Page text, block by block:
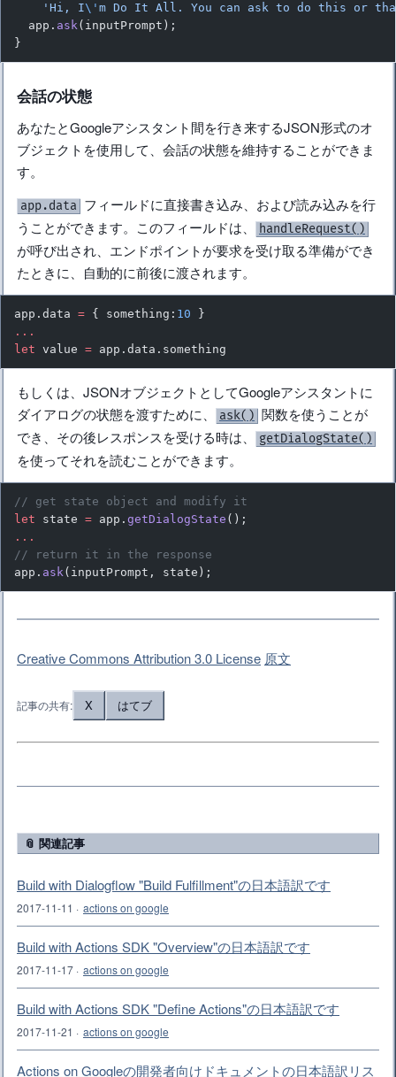
    'Hi, I
\'m Do It All. You can ask to do this or
  app.
ask(inputPrompt);
}
会話の状態
あなたとGoogleアシスタント間を行き来するJSON形式のオ
ブジェクトを使用して、会話の状態を維持することができま
す。
app.data
フィールドに直接書き込み、および読み込みを行
うことができます。このフィールドは、
handleRequest()
が呼び出され、エンドポイントが要求を受け取る準備ができ
たときに、自動的に前後に渡されます。
app.data = { something: 10 }
...
let value = app.data.something
もしくは、JSONオブジェクトとしてGoogleアシスタントに
ダイアログの状態を渡すために、
ask() 関数を使うことが
でき、その後レスポンスを受ける時は、
getDialogState()
を使ってそれを読むことができます。
// get state object and modify it
let state = app.getDialogState ();
...
// return it in the response
app. ask (inputPrompt, state);
Creative Commons Attribution 3.0 License 原文
記事の共有: X はてブ
📎 関連記事
Build with Dialogflow "Build Fulfillment"の日本語訳です
2017-11-11 · actions on google
Build with Actions SDK "Overview"の日本語訳です
2017-11-17 · actions on google
Build with Actions SDK "Define Actions"の日本語訳です
2017-11-21 · actions on google
Actions on Googleの開発者向けドキュメントの日本語訳リス